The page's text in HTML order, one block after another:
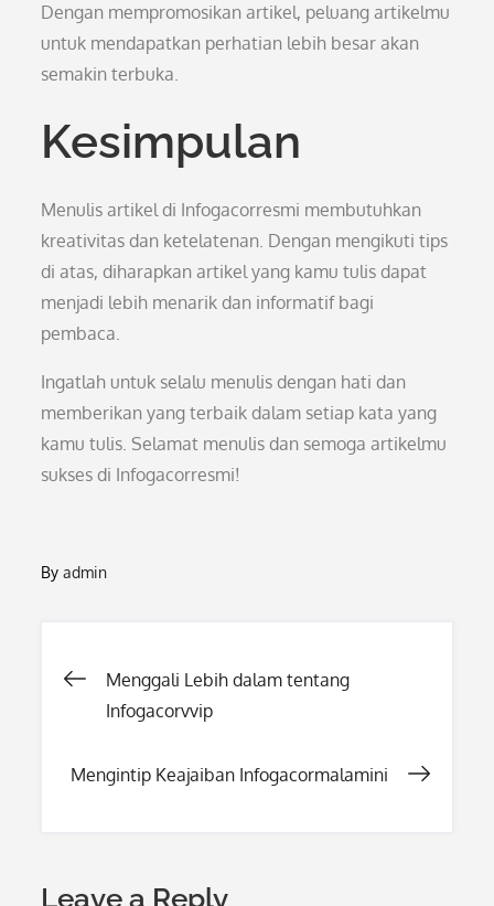
Dengan mempromosikan artikel, peluang artikelmu
untuk mendapatkan perhatian lebih besar akan
semakin terbuka.
Kesimpulan
Menulis artikel di Infogacorresmi membutuhkan
kreativitas dan ketelatenan. Dengan mengikuti tips
di atas, diharapkan artikel yang kamu tulis dapat
menjadi lebih menarik dan informatif bagi
pembaca.
Ingatlah untuk selalu menulis dengan hati dan
memberikan yang terbaik dalam setiap kata yang
kamu tulis. Selamat menulis dan semoga artikelmu
sukses di Infogacorresmi!
Byadmin
Post
Menggali Lebih dalam tentang
Infogacorvvip
Mengintip Keajaiban Infogacormalamini
Leave a Reply